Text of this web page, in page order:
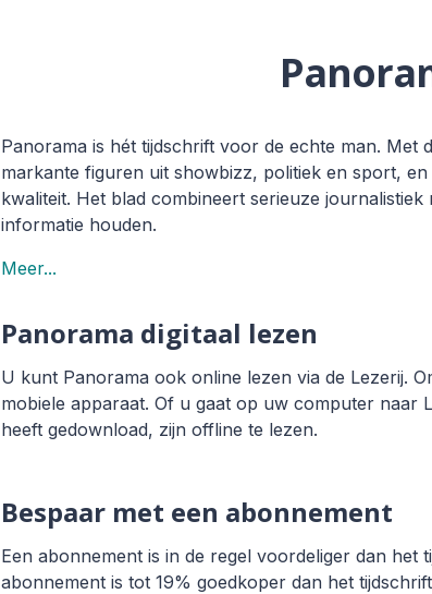
Panorama is hét tijdschrift voor de echte man. Met
markante figuren uit showbizz, politiek en sport,
kwaliteit. Het blad combineert serieuze
informatie houden.
Meer...
Panorama digitaal lezen
U kunt Panorama ook online lezen via de Lezerij.
mobiele apparaat. Of u gaat op uw computer naar
heeft gedownload, zijn offline te lezen.
Bespaar met een abonnement
Een abonnement is in de regel voordeliger dan
abonnement is tot 19% goedkoper dan het